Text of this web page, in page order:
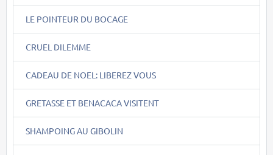
LE POINTEUR DU BOCAGE
CRUEL DILEMME
CADEAU DE NOEL: LIBEREZ VOUS
GRETASSE ET BENACACA VISITENT
SHAMPOING AU GIBOLIN